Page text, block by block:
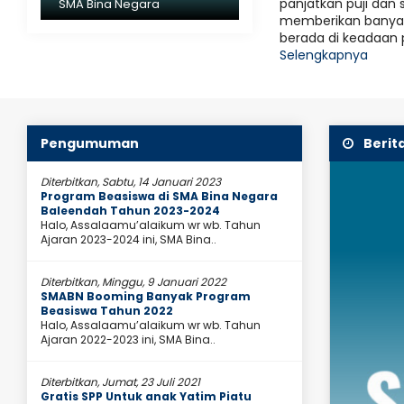
SMA Bina Negara
panjatkan puji dan
memberikan
berada di keadaan
Selengkapnya
siapapun. – Ali bin Abi Thalib..."
nasihat
mau
Pengumuman
Diterbitkan, Sabtu, 14 Januari 2023
Program Beasiswa di SMA Bina Negara
Baleendah Tahun 2023-2024
Halo, Assalaamu’alaikum wr wb. Tahun
Ajaran 2023-2024 ini, SMA Bina..
Diterbitkan, Minggu, 9 Januari 2022
SMABN Booming Banyak Program
Beasiswa Tahun 2022
Halo, Assalaamu’alaikum wr wb. Tahun
Ajaran 2022-2023 ini, SMA Bina..
Diterbitkan, Jumat, 23 Juli 2021
Gratis SPP Untuk anak Yatim Piatu